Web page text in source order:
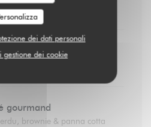
dei dati personali
gestione dei cookie
EUR
à la Zubrowska
gourmand
brownie & panna cotta